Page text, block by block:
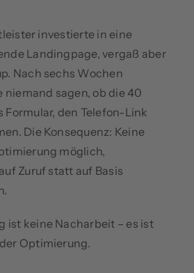
investierte in eine
Landingpage, vergaß aber
Nach sechs Wochen
sagen, ob die 40
Formular, den Telefon-Link
Die Konsequenz: Keine
möglich,
Zuruf statt auf Basis
ist keine Nacharbeit – es ist
Optimierung.